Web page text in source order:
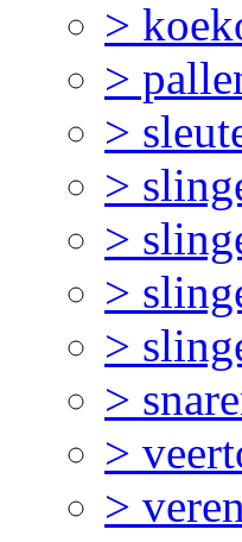
>
>
>
>
>
>
>
>
>
>